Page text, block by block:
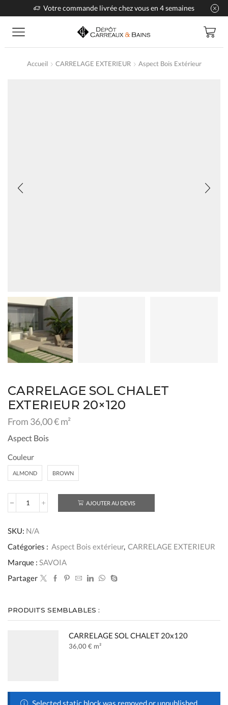
Votre commande livrée chez vous en 4 semaines
Accueil CARRELAGE EXTERIEUR Aspect Bois Extérieur
CARRELAGE SOL CHALET
EXTERIEUR 20×120
From 36,00€m²
Aspect Bois
Couleur
ALMOND BROWN
quantité
SOL
CHALET
EXTERIEUR
20x120
AJOUTER AU DEVIS
SKU: N/A
Catégories : Aspect Bois extérieur, CARRELAGE EXTERIEUR
Marque : SAVOIA
Partager
PRODUITS SEMBLABLES :
CARRELAGE SOL CHALET 20x120
36,00€ m²
Selected static block was removed or unpublished